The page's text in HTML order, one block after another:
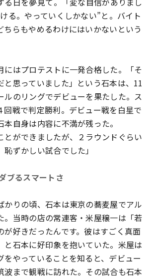
る。やっていくしかない”と。バイト
ちらもやめるわけにはいかないという
はプロテストに一発合格した。「そ
と思っていました」という石本は、11
ルのリングでデビューを果たした。ス
回戦で判定勝利。デビュー戦を白星で
自身は内容に不満が残った。
とができましたが、２ラウンドぐらい
ずかしい試合でした」
ブるスマートさ
りの頃、石本は東京の蕎麦屋でアル
。当時の店の常連客・米屋穣一は「若
が好きだったんです。彼はすごく真面
と石本に好印象を抱いていた。米屋は
をやっていることを知ると、デビュー
波まで観戦に訪れた。その試合も石本